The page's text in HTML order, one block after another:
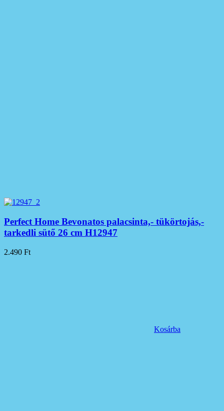
Perfect Home Bevonatos palacsinta,- tükörtojás,-
tarkedli sütő 26 cm H12947
2.490 Ft
Kosárba